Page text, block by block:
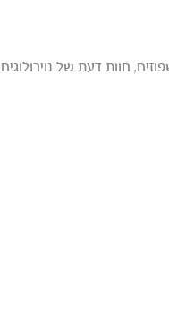
חוות דעת של נוירולוגים